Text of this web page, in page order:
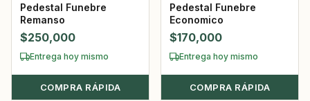
Pedestal Funebre
Remanso
$250,000
Entrega hoy mismo
COMPRA RÁPIDA
Pedestal Funebre
Economico
$170,000
Entrega hoy mismo
COMPRA RÁPIDA